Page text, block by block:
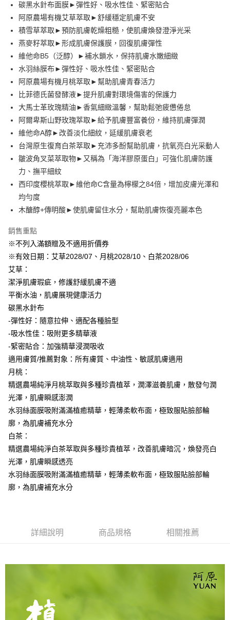
全盈+PAY
大哥付你分期
相關說明
【大哥付你分期使用說明】
1.本服務由台灣大哥大提供，台灣大哥大用戶可立即使用無須另外申請。
流程，驗證手機門號後，選擇欲分期的期數、繳款截止日，確認付款後即完
成交易。
3.實際核准額度、可分期數及費用金額請依後續交易確認頁面所載為準。
4.訂單成立30分鐘內，如未前往確認交易或遇審核未通過，訂單將自動取
消。如遇「轉專審核」未通過狀況，表示未達大哥付你分期系統評分，恕無
法說明評估內容。
【繳款方式說明】
1.分期款項不併入電信帳單，「大哥付你分期」於每月結算日後寄送繳費提
醒簡訊。
2.透過簡訊連結打開帳單後，可選擇「超商條碼／台灣大直營門市／銀行轉
【注意事項】
1.本服務係由「台灣大哥大股份有限公司」（以下簡稱本公司）所提供，讓
用戶於交易時，得透過本服務購買商品或服務，並由商店將買賣／分期付款
2.基於同意付款使用「大哥付你分期」之契約關係目的，商店將以您的個人
資料（包含姓名、電話或地址）提供予台灣大哥大進項蒐集、處理及利用，
由本公司與您本人進行分期帳單所需資料之確認、核對及更正。
3.完整用戶服務條款，請詳閱以下連結：https://oppay.tw/userRule
AFTEE先享後付
相關說明
【關於「AFTEE先享後付」】
AFTEE先享後付是「在收到商品之後才付款」的支付方式。 讓您購物簡單
便利好安心！
１．簡單：不需註冊會員、不需綁卡、不需儲值。
３．安心：先確認商品／服務後，再付款。
【「AFTEE先享後付」結帳流程】
１．於結帳方式選擇「AFTEE先享後付」後，將跳轉至「AFTEE先享後付」
結帳頁面，進行簡訊認證並確認金額後，即可完成結帳。
２．訂單成立數日內，您將收到繳費通知簡訊。
ATM／網路銀行／等多元方式進行付款，方視為交易完成。
※ 請注意：結帳手續完成當下不需立刻繳費，但若您需要取消訂單，請聯絡
後付繳納相關費用。
是否繳費成功／繳費後需取消欲退款等相關疑問，請聯繫「AFTEE先享後付
客戶支援中心」https://netprotections.freshdesk.com/support/home
【注意事項】
１．透過由恩沛科技股份有限公司提供之「AFTEE先享後付」服務完成之交
易，需依本服務之必要範圍內提供個人資料，並將交易相關給付款項請求債
２．關於個人資料處理事宜，請瀏覽以下網址：
https://aftee.tw/terms/#terms3
３．未成年的使用者請事先徵得法定代理人或監護人之同意方可使用
「AFTEE先享後付」，若未經同意申辦者引起之損失，本公司不負相關責
任。
４．使用「AFTEE先享後付」時，將依據個別帳號之用戶狀況，依本公司即
請求用戶進行身份認證。
５．嚴禁一人註冊多個帳號或使用他人資訊註冊。若發現惡意使用之情形，
恩沛科技股份有限公司將有權停止該用戶之使用額度並採取法律行動。
ATM付款
運送方式
⭕超取僅提供付款後全家取貨
❌未開放，選取系統將直接取消訂單❌
每筆NT$999
⭕超取僅提供付款後7-11取貨
每筆NT$100，滿NT$1,000(含以上)免運費
離島宅配
每筆NT$280，滿NT$3,000(含以上)免運費
碳黑水針布面膜►彈性好、吸水性佳、緊密貼合
阿原農場有機艾草萃取►舒緩穩定肌膚不安
積雪草萃取►預防肌膚乾燥粗糙，使肌膚煥發澄淨光采
燕麥籽萃取►形成肌膚保護膜，回復肌膚彈性
維他命B5（泛醇）►補水鎖水，保持肌膚水嫩細緻
水羽絲膜布►彈性好、吸水性佳、緊密貼合
阿原農場有機月桃萃取►幫助肌膚青春活力
比菲德氏菌發酵液►提升肌膚對環境傷害的保護力
大馬士革玫瑰精油►香氣細緻溫馨，幫助鬆弛疲憊倦怠
阿爾卑斯山野玫瑰萃取►給予肌膚豐富養份，維持肌膚彈潤
維他命A醇►改善淡化細紋，延緩肌膚衰老
台灣原生復育白茶萃取►充沛多酚幫助肌膚，抗氧亮白光采動人
皺波角叉菜萃取物►又稱為「海洋膠原蛋白」可強化肌膚防護
力、撫平細紋
西印度櫻桃萃取►維他命C含量為檸檬之84倍，增加皮膚光澤和
均勻度
木醣醇+傳明酸►使肌膚留住水分，幫助肌膚恢復亮麗本色
銷售重點
※不列入滿額贈及不適用折價券
※有效日期：艾草2028/07、月桃2028/10、白茶2028/06
艾草：
潔淨肌膚瑕疵，修護舒緩肌膚不適
平衡水油，肌膚展現健康活力
碳黑水針布
-彈性好：隨意拉伸、適配各種臉型
-吸水性佳：吸附更多精華液
-緊密貼合：加強精華浸潤吸收
適用膚質/推薦對象：所有膚質、中油性、敏感肌膚適用
月桃：
精選農場純淨月桃萃取與多種珍貴植萃，潤澤滋養肌膚，散發勻潤
光澤，肌膚瞬感澎潤
水羽絲面膜吸附滿滿植癒精華，輕薄柔軟布面，極致服貼臉部輪
廓，為肌膚補充水分
白茶：
精選農場純淨白茶萃取與多種珍貴植萃，改善肌膚暗沉，煥發亮白
光澤，肌膚瞬感透亮
水羽絲面膜吸附滿滿植癒精華，輕薄柔軟布面，極致服貼臉部輪
廓，為肌膚補充水分
詳細說明 商品規格 相關推薦